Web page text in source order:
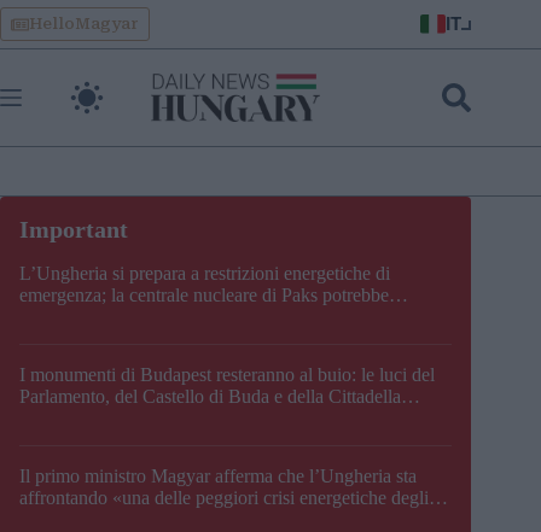
Skip
to
content
HelloMagyar IT
L’Ungheria si prepara a restrizioni energetiche di
emergenza; la centrale nucleare di Paks potrebbe
I monumenti di Budapest resteranno al buio: le luci del
Parlamento, del Castello di Buda e della Cittadella
Il primo ministro Magyar afferma che l’Ungheria sta
affrontando «una delle peggiori crisi energetiche degli